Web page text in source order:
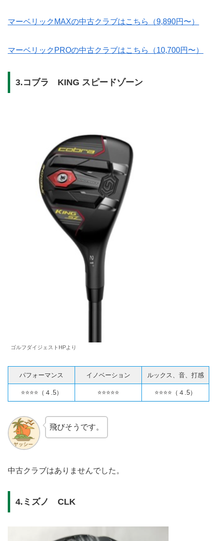
マーベリックMAXの中古クラブはこちら（9,890円〜）
マーベリックPROの中古クラブはこちら（10,700円〜）
3.コブラ KING スピードゾーン
ゴルフダイジェストHPより
パフォーマンス イノベーション ルックス、音、打感
⭐️⭐️⭐️⭐️（４.5） ⭐️⭐️⭐️⭐️⭐️ ⭐️⭐️⭐️⭐️（４.5）
飛びそうです。
中古クラブはありませんでした。
4.ミズノ CLK